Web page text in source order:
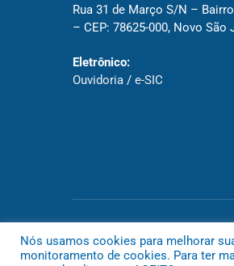
Rua 31 de Março S/N –
– CEP: 78625-000, Novo
Eletrônico:
Ouvidoria / e-SIC
Nós usamos cookies para melhorar
monitoramento de cookies. Para ter